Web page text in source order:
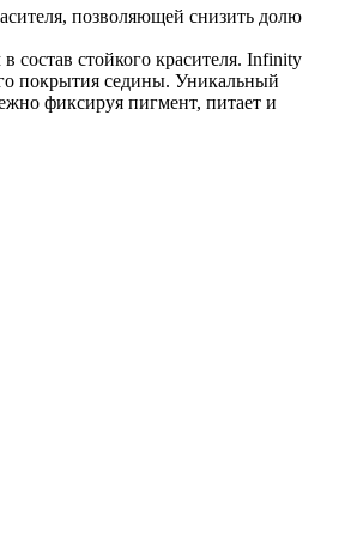
позволяющей снизить долю
стойкого красителя. Infinity
покрытия седины. Уникальный
фиксируя пигмент, питает и